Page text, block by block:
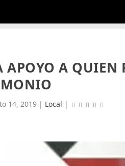
APOYO A QUIEN
14, 2019 | Local |